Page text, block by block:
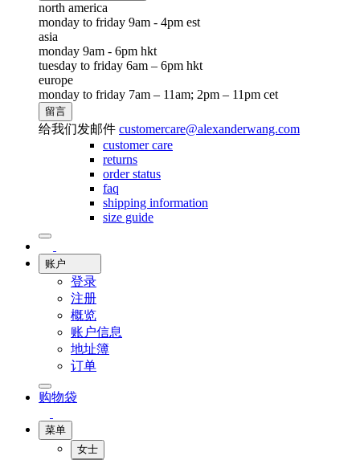
north america
monday to friday 9am - 4pm est
asia
monday 9am - 6pm hkt
tuesday to friday 6am – 6pm hkt
europe
monday to friday 7am – 11am; 2pm – 11pm cet
留言
给我们发邮件 customercare@alexanderwang.com
customer care
returns
order status
faq
shipping information
size guide
账户
登录
注册
概览
账户信息
地址簿
订单
购物袋
菜单
女士